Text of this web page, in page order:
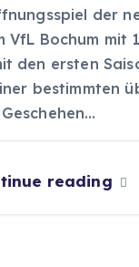
der
VfL Bochum mit
den ersten
bestimmten
reading